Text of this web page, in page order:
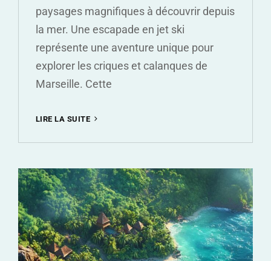
paysages magnifiques à découvrir depuis
la mer. Une escapade en jet ski
représente une aventure unique pour
explorer les criques et calanques de
Marseille. Cette
LIRE LA SUITE
PLUS
CRIQUES
DE
MARSEILLE
EN
JET
SKI
:
LOCATION